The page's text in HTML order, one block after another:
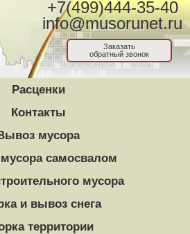
+7(499)444-35-40
info@musorunet.ru
Заказать
обратный звонок
Расценки
Контакты
мусора
самосвалом
мусора
и вывоз снега
территории